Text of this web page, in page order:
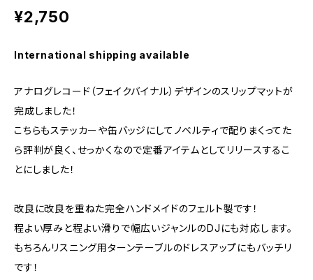
¥2,750
International shipping available
アナログレコード（フェイクバイナル）デザインのスリップマットが
完成しました！
こちらもステッカーや缶バッジにしてノベルティで配りまくってた
ら評判が良く、せっかくなので定番アイテムとしてリリースするこ
とにしました！
改良に改良を重ねた完全ハンドメイドのフェルト製です！
程よい厚みと程よい滑りで幅広いジャンルのDJにも対応します。
もちろんリスニング用ターンテーブルのドレスアップにもバッチリ
です！